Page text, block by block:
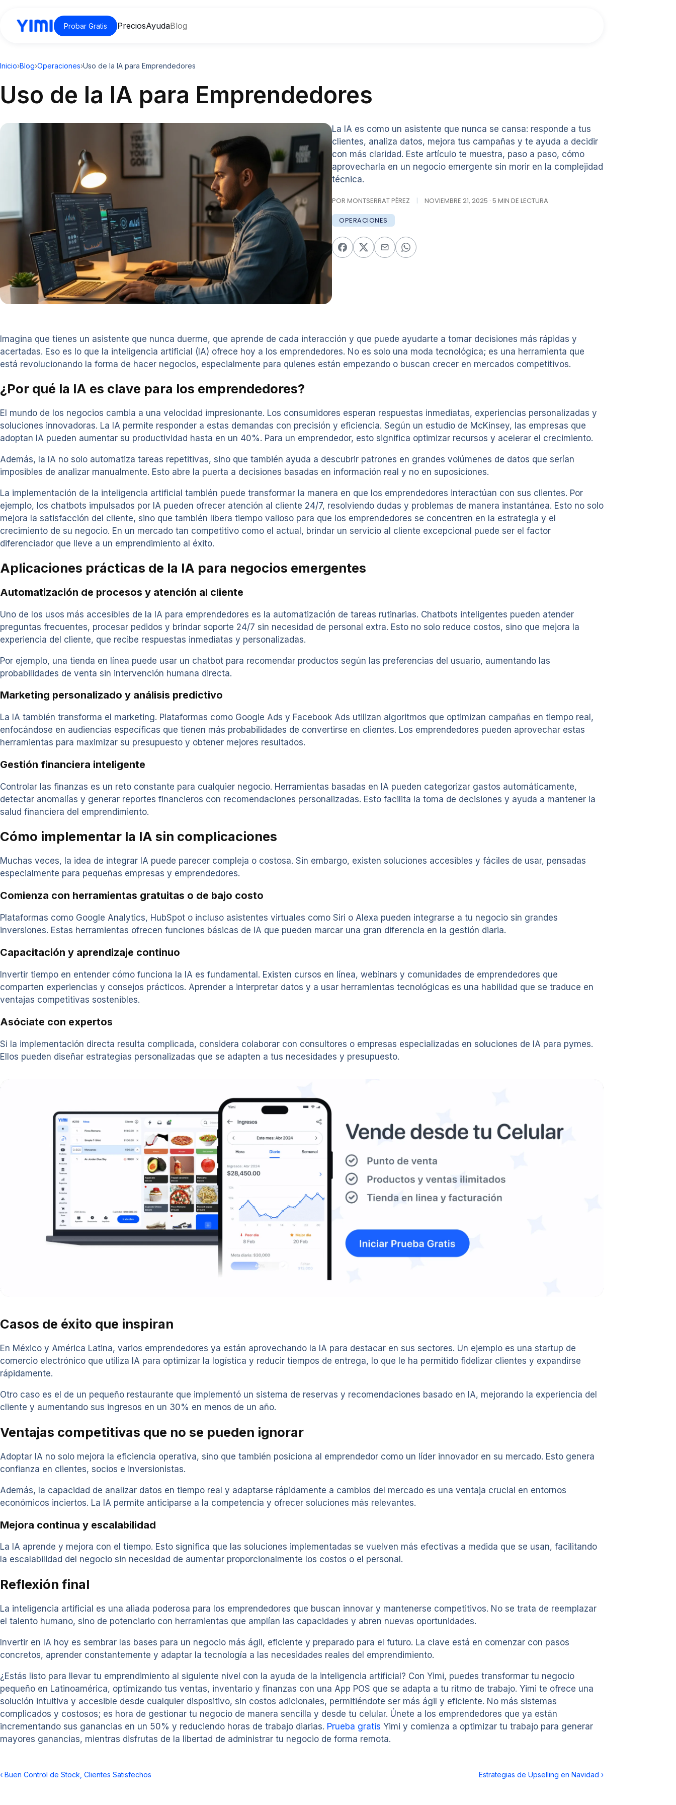
Probar Gratis PreciosAyudaBlog
Inicio›Blog›Operaciones›Uso de la IA para Emprendedores
Uso de la IA para Emprendedores
La IA es como un asistente que nunca se cansa: responde a tus
clientes, analiza datos, mejora tus campañas y te ayuda a decidir
con más claridad. Este artículo te muestra, paso a paso, cómo
aprovecharla en un negocio emergente sin morir en la complejidad
técnica.
POR MONTSERRAT PÉREZ | NOVIEMBRE 21, 2025 · 5 MIN DE LECTURA
OPERACIONES
Imagina que tienes un asistente que nunca duerme, que aprende de cada interacción y que puede ayudarte a tomar decisiones más rápidas y
acertadas. Eso es lo que la inteligencia artificial (IA) ofrece hoy a los emprendedores. No es solo una moda tecnológica; es una herramienta que
está revolucionando la forma de hacer negocios, especialmente para quienes están empezando o buscan crecer en mercados competitivos.
¿Por qué la IA es clave para los emprendedores?
El mundo de los negocios cambia a una velocidad impresionante. Los consumidores esperan respuestas inmediatas, experiencias personalizadas y
soluciones innovadoras. La IA permite responder a estas demandas con precisión y eficiencia. Según un estudio de McKinsey, las empresas que
adoptan IA pueden aumentar su productividad hasta en un 40%. Para un emprendedor, esto significa optimizar recursos y acelerar el crecimiento.
Además, la IA no solo automatiza tareas repetitivas, sino que también ayuda a descubrir patrones en grandes volúmenes de datos que serían
imposibles de analizar manualmente. Esto abre la puerta a decisiones basadas en información real y no en suposiciones.
La implementación de la inteligencia artificial también puede transformar la manera en que los emprendedores interactúan con sus clientes. Por
ejemplo, los chatbots impulsados por IA pueden ofrecer atención al cliente 24/7, resolviendo dudas y problemas de manera instantánea. Esto no solo
mejora la satisfacción del cliente, sino que también libera tiempo valioso para que los emprendedores se concentren en la estrategia y el
crecimiento de su negocio. En un mercado tan competitivo como el actual, brindar un servicio al cliente excepcional puede ser el factor
diferenciador que lleve a un emprendimiento al éxito.
Aplicaciones prácticas de la IA para negocios emergentes
Automatización de procesos y atención al cliente
Uno de los usos más accesibles de la IA para emprendedores es la automatización de tareas rutinarias. Chatbots inteligentes pueden atender
preguntas frecuentes, procesar pedidos y brindar soporte 24/7 sin necesidad de personal extra. Esto no solo reduce costos, sino que mejora la
experiencia del cliente, que recibe respuestas inmediatas y personalizadas.
Por ejemplo, una tienda en línea puede usar un chatbot para recomendar productos según las preferencias del usuario, aumentando las
probabilidades de venta sin intervención humana directa.
Marketing personalizado y análisis predictivo
La IA también transforma el marketing. Plataformas como Google Ads y Facebook Ads utilizan algoritmos que optimizan campañas en tiempo real,
enfocándose en audiencias específicas que tienen más probabilidades de convertirse en clientes. Los emprendedores pueden aprovechar estas
herramientas para maximizar su presupuesto y obtener mejores resultados.
Gestión financiera inteligente
Controlar las finanzas es un reto constante para cualquier negocio. Herramientas basadas en IA pueden categorizar gastos automáticamente,
detectar anomalías y generar reportes financieros con recomendaciones personalizadas. Esto facilita la toma de decisiones y ayuda a mantener la
salud financiera del emprendimiento.
Cómo implementar la IA sin complicaciones
Muchas veces, la idea de integrar IA puede parecer compleja o costosa. Sin embargo, existen soluciones accesibles y fáciles de usar, pensadas
especialmente para pequeñas empresas y emprendedores.
Comienza con herramientas gratuitas o de bajo costo
Plataformas como Google Analytics, HubSpot o incluso asistentes virtuales como Siri o Alexa pueden integrarse a tu negocio sin grandes
inversiones. Estas herramientas ofrecen funciones básicas de IA que pueden marcar una gran diferencia en la gestión diaria.
Capacitación y aprendizaje continuo
Invertir tiempo en entender cómo funciona la IA es fundamental. Existen cursos en línea, webinars y comunidades de emprendedores que
comparten experiencias y consejos prácticos. Aprender a interpretar datos y a usar herramientas tecnológicas es una habilidad que se traduce en
ventajas competitivas sostenibles.
Asóciate con expertos
Si la implementación directa resulta complicada, considera colaborar con consultores o empresas especializadas en soluciones de IA para pymes.
Ellos pueden diseñar estrategias personalizadas que se adapten a tus necesidades y presupuesto.
Casos de éxito que inspiran
En México y América Latina, varios emprendedores ya están aprovechando la IA para destacar en sus sectores. Un ejemplo es una startup de
comercio electrónico que utiliza IA para optimizar la logística y reducir tiempos de entrega, lo que le ha permitido fidelizar clientes y expandirse
rápidamente.
Otro caso es el de un pequeño restaurante que implementó un sistema de reservas y recomendaciones basado en IA, mejorando la experiencia del
cliente y aumentando sus ingresos en un 30% en menos de un año.
Ventajas competitivas que no se pueden ignorar
Adoptar IA no solo mejora la eficiencia operativa, sino que también posiciona al emprendedor como un líder innovador en su mercado. Esto genera
confianza en clientes, socios e inversionistas.
Además, la capacidad de analizar datos en tiempo real y adaptarse rápidamente a cambios del mercado es una ventaja crucial en entornos
económicos inciertos. La IA permite anticiparse a la competencia y ofrecer soluciones más relevantes.
Mejora continua y escalabilidad
La IA aprende y mejora con el tiempo. Esto significa que las soluciones implementadas se vuelven más efectivas a medida que se usan, facilitando
la escalabilidad del negocio sin necesidad de aumentar proporcionalmente los costos o el personal.
Reflexión final
La inteligencia artificial es una aliada poderosa para los emprendedores que buscan innovar y mantenerse competitivos. No se trata de reemplazar
el talento humano, sino de potenciarlo con herramientas que amplían las capacidades y abren nuevas oportunidades.
Invertir en IA hoy es sembrar las bases para un negocio más ágil, eficiente y preparado para el futuro. La clave está en comenzar con pasos
concretos, aprender constantemente y adaptar la tecnología a las necesidades reales del emprendimiento.
¿Estás listo para llevar tu emprendimiento al siguiente nivel con la ayuda de la inteligencia artificial? Con Yimi, puedes transformar tu negocio
pequeño en Latinoamérica, optimizando tus ventas, inventario y finanzas con una App POS que se adapta a tu ritmo de trabajo. Yimi te ofrece una
solución intuitiva y accesible desde cualquier dispositivo, sin costos adicionales, permitiéndote ser más ágil y eficiente. No más sistemas
complicados y costosos; es hora de gestionar tu negocio de manera sencilla y desde tu celular. Únete a los emprendedores que ya están
incrementando sus ganancias en un 50% y reduciendo horas de trabajo diarias. Prueba gratis Yimi y comienza a optimizar tu trabajo para generar
mayores ganancias, mientras disfrutas de la libertad de administrar tu negocio de forma remota.
‹ Buen Control de Stock, Clientes Satisfechos Estrategias de Upselling en Navidad ›